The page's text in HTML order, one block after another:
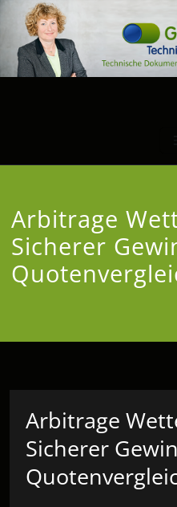
Arbitrage
Sicherer
Arbitrage
Sicherer